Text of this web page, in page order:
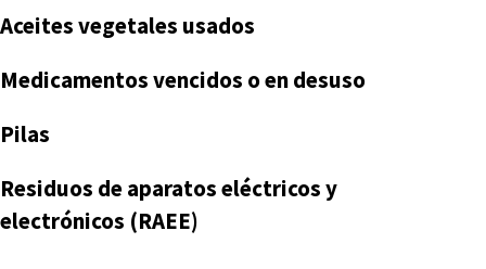
Aceites vegetales usados
Medicamentos vencidos o en desuso
Pilas
Residuos de aparatos eléctricos y
electrónicos (RAEE)